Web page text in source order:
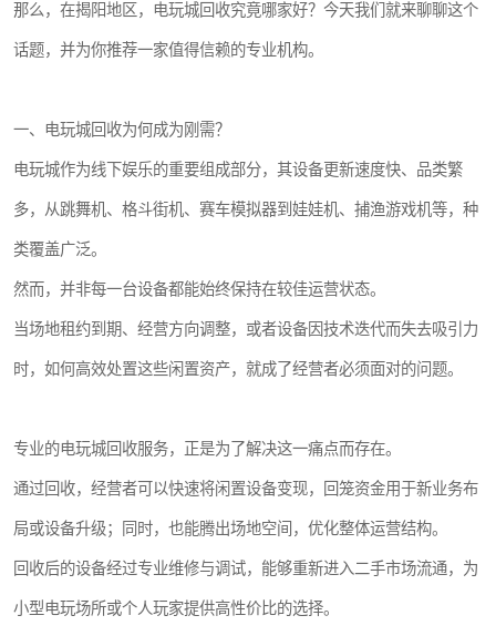
那么，在揭阳地区，电玩城回收究竟哪家好？今天我们就来聊聊这个
话题，并为你推荐一家值得信赖的专业机构。
一、电玩城回收为何成为刚需？
电玩城作为线下娱乐的重要组成部分，其设备更新速度快、品类繁
多，从跳舞机、格斗街机、赛车模拟器到娃娃机、捕渔游戏机等，种
类覆盖广泛。
然而，并非每一台设备都能始终保持在较佳运营状态。
当场地租约到期、经营方向调整，或者设备因技术迭代而失去吸引力
时，如何高效处置这些闲置资产，就成了经营者必须面对的问题。
专业的电玩城回收服务，正是为了解决这一痛点而存在。
通过回收，经营者可以快速将闲置设备变现，回笼资金用于新业务布
局或设备升级；同时，也能腾出场地空间，优化整体运营结构。
回收后的设备经过专业维修与调试，能够重新进入二手市场流通，为
小型电玩场所或个人玩家提供高性价比的选择。